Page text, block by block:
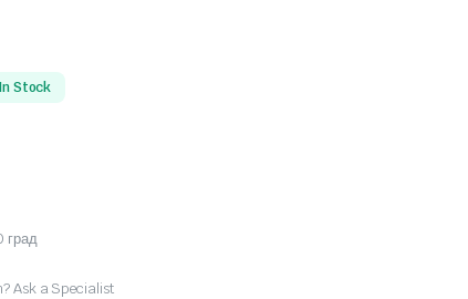
In Stock
град
Ask a Specialist